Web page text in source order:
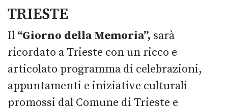
TRIESTE
Il “Giorno della Memoria”, sarà
ricordato a Trieste con un ricco e
articolato programma di celebrazioni,
appuntamenti e iniziative culturali
promossi dal Comune di Trieste e